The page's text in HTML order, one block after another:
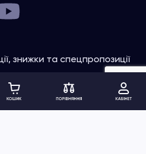
знижки та спецпропозиції